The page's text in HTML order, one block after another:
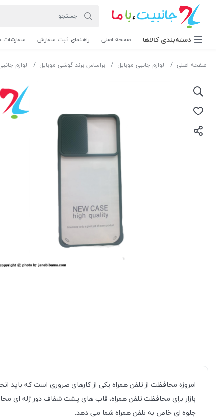
دسته‌بندی‌ کالاها صفحه اصلی راهنمای ثبت سفارش سفارشات
صفحه اصلی لوازم جانبی موبایل براساس برند گوشی موبایل لوازم
امروزه محافظت از تلفن همراه یکی از کارهای ضروری است که باید
بازار برای محافظت تلفن همراه، قاب های پشت شفاف دور ژله
جلوه ای خاص به تلفن همراه شما می دهد.